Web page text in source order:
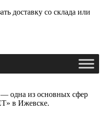
доставку со склада или
одна из основных сфер
в Ижевске.